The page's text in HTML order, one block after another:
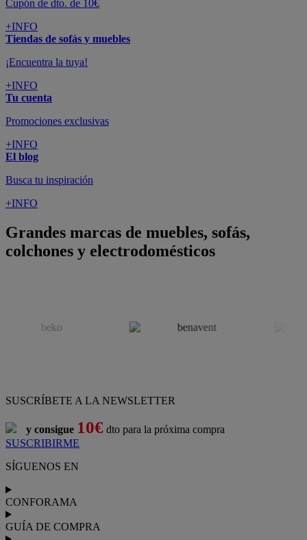
Cupón de dto. de 10€
+INFO
Tiendas de sofás y muebles
¡Encuentra la tuya!
+INFO
Tu cuenta
Promociones exclusivas
+INFO
El blog
Busca tu inspiración
+INFO
Grandes marcas de muebles, sofás,
colchones y electrodomésticos
SUSCRÍBETE A LA NEWSLETTER
y consigue 10€ dto para la próxima compra
SUSCRIBIRME
SÍGUENOS EN
CONFORAMA
GUÍA DE COMPRA